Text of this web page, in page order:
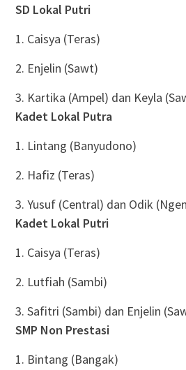
SD Lokal Putri
1. Caisya (Teras)
2. Enjelin (Sawt)
3. Kartika (Ampel) dan Keyla
Kadet Lokal Putra
1. Lintang (Banyudono)
2. Hafiz (Teras)
3. Yusuf (Central) dan Odik
Kadet Lokal Putri
1. Caisya (Teras)
2. Lutfiah (Sambi)
3. Safitri (Sambi) dan Enjelin
SMP Non Prestasi
1. Bintang (Bangak)